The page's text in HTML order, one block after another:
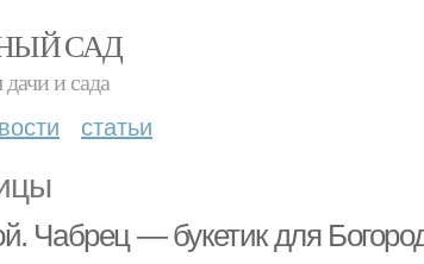
САД
дачи и сада
статьи
Чабрец — букетик для